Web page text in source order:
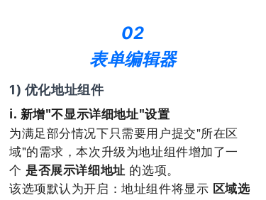
02
表单编辑器
1) 优化地址组件
i. 新增"不显示详细地址"设置
为满足部分情况下只需要用户提交"所在区
域"的需求，本次升级为地址组件增加了一
个 是否展示详细地址 的选项。
该选项默认为开启：地址组件将显示 区域选